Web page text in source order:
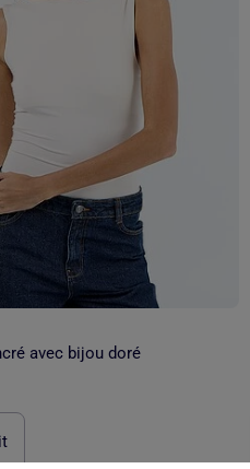
avec bijou doré